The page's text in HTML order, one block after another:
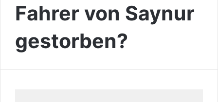
Fahrer von Saynur
gestorben?